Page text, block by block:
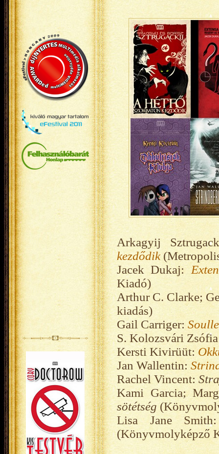
Arkagyij
kezdődik
Jacek Dukaj:
Kiadó)
Arthur C. Clarke;
kiadás)
Gail Carriger:
S. Kolozsvári
Kersti Kivirüüt:
Jan Wallentin:
Rachel Vincent:
Kami Garcia;
sötétség
Lisa Jane
(Könyvmolyképző